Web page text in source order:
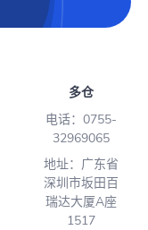
多仓
电话：0755-
32969065
地址：广东省
深圳市坂田百
瑞达大厦A座
1517